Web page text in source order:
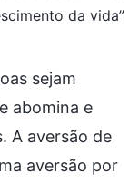
da vida”
sejam
abomina e
A aversão de
aversão por